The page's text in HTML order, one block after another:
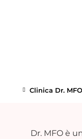
Clinica Dr.
Dr. MFO è